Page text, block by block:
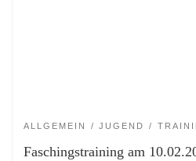
ALLGEMEIN JUGEND
Faschingstraining am